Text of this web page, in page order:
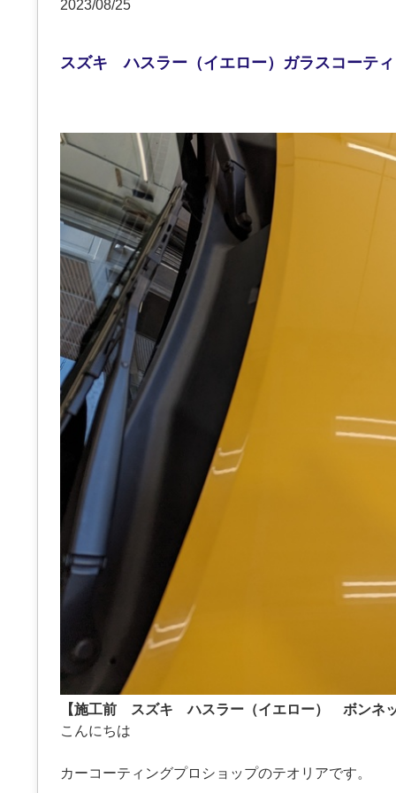
2023/08/25
スズキ ハスラー（イエロー）ガラスコーテ
【施工前 スズキ ハスラー（イエロー） ボンネ
こんにちは
カーコーティングプロショップのテオリアです。